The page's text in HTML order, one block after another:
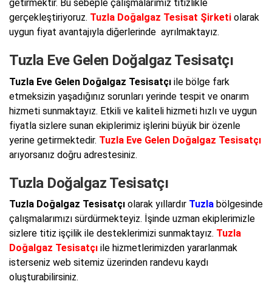
getirmektir. Bu sebeple çalışmalarımız titizlikle
gerçekleştiriyoruz. Tuzla Doğalgaz Tesisat Şirketi olarak
uygun fiyat avantajıyla diğerlerinde ayrılmaktayız.
Tuzla Eve Gelen Doğalgaz Tesisatçı
Tuzla Eve Gelen Doğalgaz Tesisatçı ile bölge fark
etmeksizin yaşadığınız sorunları yerinde tespit ve onarım
hizmeti sunmaktayız. Etkili ve kaliteli hizmeti hızlı ve uygun
fiyatla sizlere sunan ekiplerimiz işlerini büyük bir özenle
yerine getirmektedir. Tuzla Eve Gelen Doğalgaz Tesisatçı
arıyorsanız doğru adrestesiniz.
Tuzla Doğalgaz Tesisatçı
Tuzla Doğalgaz Tesisatçı olarak yıllardır Tuzla bölgesinde
çalışmalarımızı sürdürmekteyiz. İşinde uzman ekiplerimizle
sizlere titiz işçilik ile desteklerimizi sunmaktayız. Tuzla
Doğalgaz Tesisatçı ile hizmetlerimizden yararlanmak
isterseniz web sitemiz üzerinden randevu kaydı
oluşturabilirsiniz.